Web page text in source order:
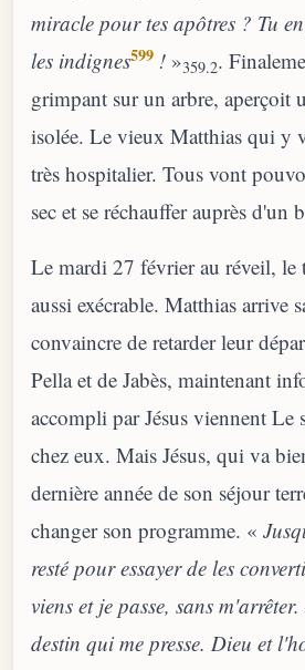
miracle pour tes apôtres ? Tu
les indignes599 ! »359.2.
grimpant sur un arbre, aperçoit
isolée. Le vieux Matthias qui y
très hospitalier. Tous vont
sec et se réchauffer auprès d'un
Le mardi 27 février au réveil, le
aussi exécrable. Matthias arrive
convaincre de retarder leur
Pella et de Jabès, maintenant
accompli par Jésus viennent Le
chez eux. Mais Jésus, qui va
dernière année de son séjour
changer son programme. «
resté pour essayer de les
viens et je passe, sans
destin qui me presse. Dieu et